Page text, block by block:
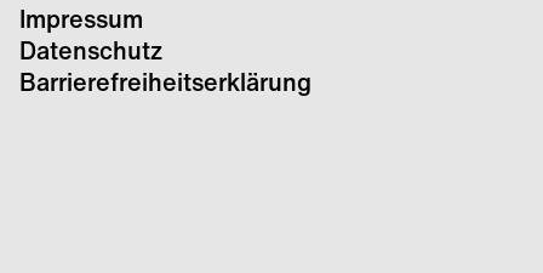
Impressum
Datenschutz
Barrierefreiheitserklärung